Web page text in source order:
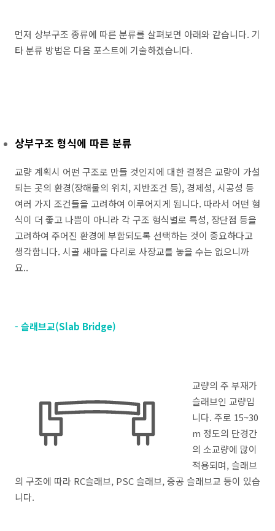
먼저 상부구조 종류에 따른 분류를 살펴보면 아래와 같습니다. 기
타 분류 방법은 다음 포스트에 기술하겠습니다.
상부구조 형식에 따른 분류
교량 계획시 어떤 구조로 만들 것인지에 대한 결정은 교량이 가설
되는 곳의 환경(장해물의 위치, 지반조건 등), 경제성, 시공성 등
여러 가지 조건들을 고려하여 이루어지게 됩니다. 따라서 어떤 형
식이 더 좋고 나쁨이 아니라 각 구조 형식별로 특성, 장단점 등을
고려하여 주어진 환경에 부합되도록 선택하는 것이 중요하다고
생각합니다. 시골 새마을 다리로 사장교를 놓을 수는 없으니까
요..
- 슬래브교(Slab Bridge)
교량의 주 부재가
슬래브인 교량입
니다. 주로 15~30
m 정도의 단경간
의 소교량에 많이
적용되며, 슬래브
의 구조에 따라 RC슬래브, PSC 슬래브, 중공 슬래브교 등이 있습
니다.